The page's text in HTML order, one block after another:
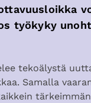
työkyky
tekoälystä
Samalla
tärkeimmän